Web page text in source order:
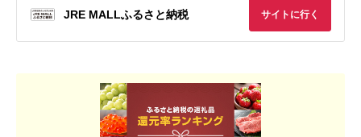
JRE MALLふるさと納税 サイトに行く